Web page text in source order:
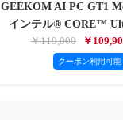
GEEKOM AI PC GT1
インテル® CORE™
￥119,000
￥
クーポン利用可能